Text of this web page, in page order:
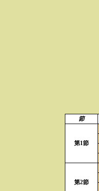
節
第1節
第2節